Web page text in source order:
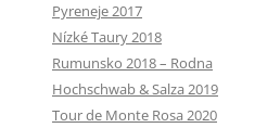
Pyreneje 2017
Nízké Taury 2018
Rumunsko 2018 – Rodna
Hochschwab & Salza 2019
Tour de Monte Rosa 2020